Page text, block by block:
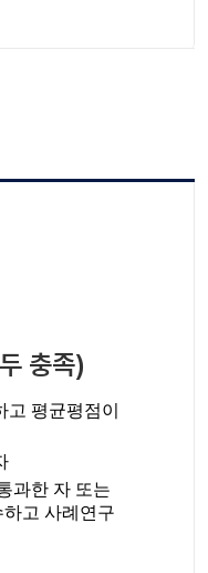
충족)
평균평점이
과한 자 또는
고 사례연구